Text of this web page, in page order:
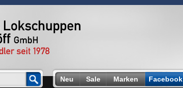
Neu Sale Marken Facebook